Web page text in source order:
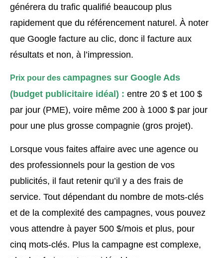
générera du trafic qualifié beaucoup plus
rapidement que du référencement naturel. À noter
que Google facture au clic, donc il facture aux
résultats et non, à l’impression.
Prix pour des campagnes sur Google Ads
(budget publicitaire idéal) : entre 20 $ et 100 $
par jour (PME), voire même 200 à 1000 $ par jour
pour une plus grosse compagnie (gros projet).
Lorsque vous faites affaire avec une agence ou
des professionnels pour la gestion de vos
publicités, il faut retenir qu’il y a des frais de
service. Tout dépendant du nombre de mots-clés
et de la complexité des campagnes, vous pouvez
vous attendre à payer 500 $/mois et plus, pour
cinq mots-clés. Plus la campagne est complexe,